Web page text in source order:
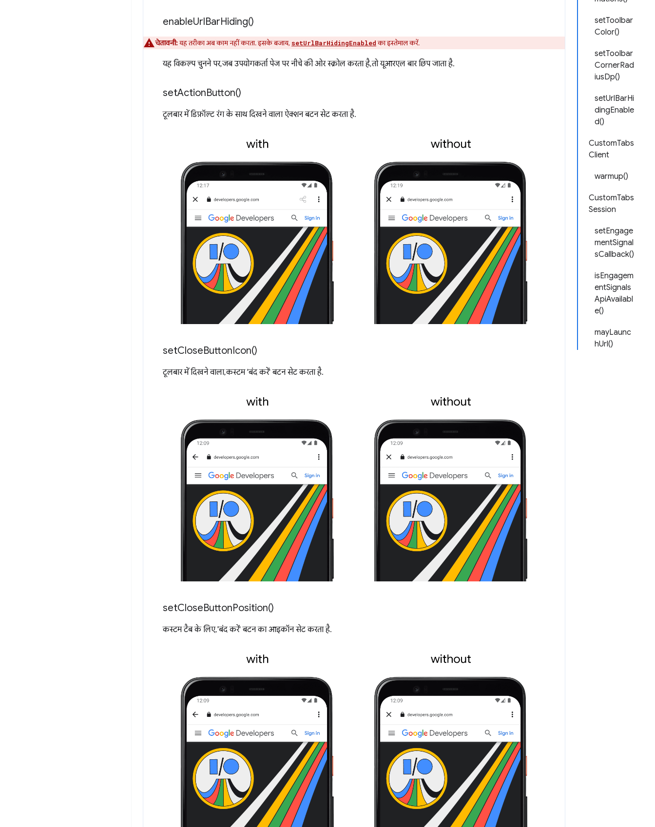
setToolbar
Color()
setToolbar
CornerRad
iusDp()
setUrlBarHi
dingEnable
d()
CustomTabs
Client
warmup()
CustomTabs
Session
setEngage
mentSignal
sCallback()
isEngagem
entSignals
ApiAvailabl
e()
mayLaunc
hUrl()
enableUrlBarHiding()
चेतावनी:यह तरीका अब काम नहीं करता. इसके बजाय, setUrlBarHidingEnabledका इस्तेमाल करें.
यह विकल्प चुनने पर, जब उपयोगकर्ता पेज पर नीचे की ओर स्क्रोल करता है, तो यूआरएल बार छिप जाता है.
setActionButton()
टूलबार में डिफ़ॉल्ट रंग के साथ दिखने वाला ऐक्शन बटन सेट करता है.
setCloseButtonIcon()
टूलबार में दिखने वाला, कस्टम 'बंद करें' बटन सेट करता है.
setCloseButtonPosition()
कस्टम टैब के लिए, 'बंद करें' बटन का आइकॉन सेट करता है.